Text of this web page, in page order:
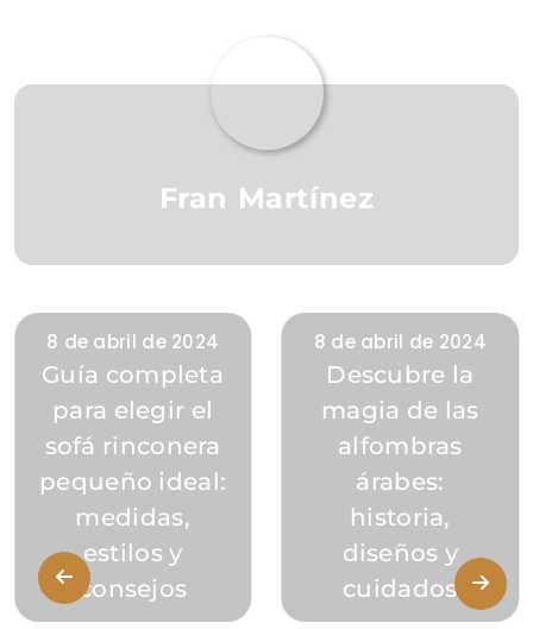
Fran Martínez
8 de abril de 2024
Guía completa
para elegir el
sofá rinconera
pequeño ideal:
medidas,
estilos y
consejos
8 de abril de 2024
Descubre la
magia de las
alfombras
árabes:
historia,
diseños y
cuidados